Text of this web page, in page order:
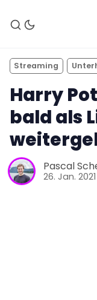
Streaming
Harry
bald als
Pascal
26. Jan. 2021